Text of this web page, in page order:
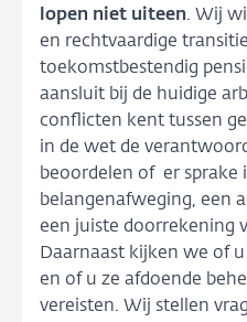
lopen niet uiteen. Wij
en rechtvaardige
toekomstbestendig
aansluit bij de huidige
conflicten kent tussen
in de wet de
beoordelen of er sprake
belangenafweging, een
een juiste doorrekening
Daarnaast kijken we of u
en of u ze afdoende
vereisten. Wij stellen